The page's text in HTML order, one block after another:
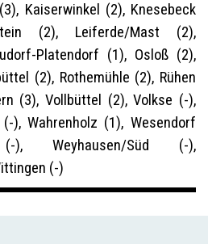
Kaiserwinkel (2), Knesebeck
(2), Leiferde/Mast (2),
Platendorf (1), Osloß (2),
(2), Rothemühle (2), Rühen
(3), Vollbüttel (2), Volkse (-),
), Wahrenholz (1), Wesendorf
), Weyhausen/Süd (-),
(-)